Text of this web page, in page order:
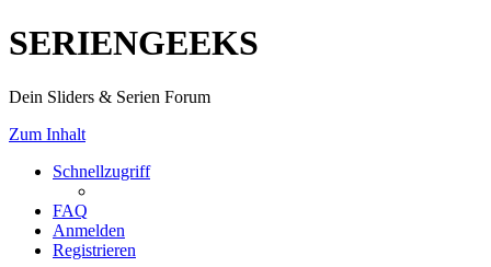
SERIENGEEKS
Dein Sliders & Serien Forum
Zum Inhalt
Schnellzugriff
FAQ
Anmelden
Registrieren